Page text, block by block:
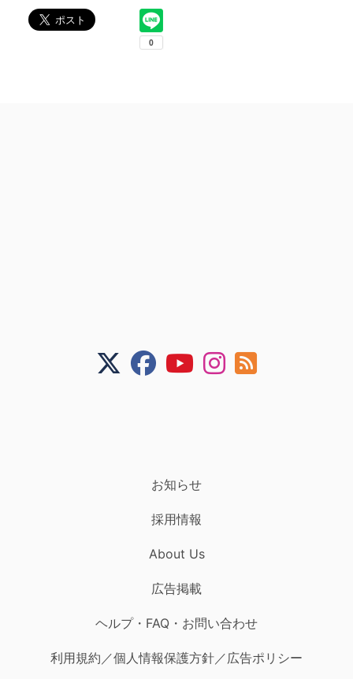
お知らせ
採用情報
About Us
広告掲載
ヘルプ・FAQ・お問い合わせ
利用規約／個人情報保護方針／広告ポリシー